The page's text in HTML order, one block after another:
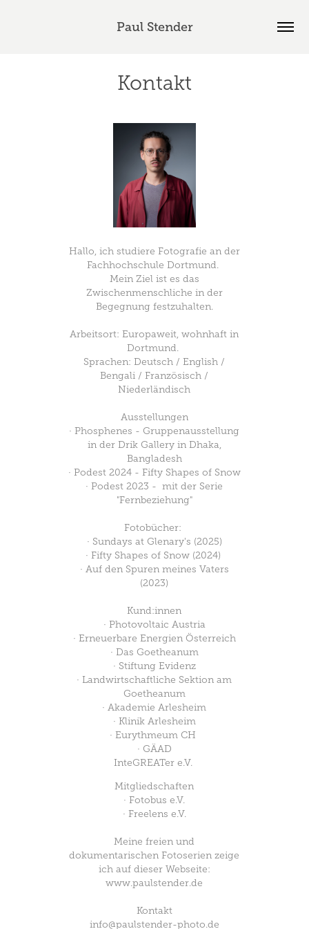
Paul Stender
Kontakt
Hallo, ich studiere Fotografie an der
Fachhochschule Dortmund.
Mein Ziel ist es das
Zwischenmenschliche in der
Begegnung festzuhalten.
Arbeitsort: Europaweit, wohnhaft in
Dortmund.
Sprachen: Deutsch / English /
Bengali / Französisch /
Niederländisch
Ausstellungen
· Phosphenes - Gruppenausstellung
in der Drik Gallery in Dhaka,
Bangladesh
· Podest 2024 - Fifty Shapes of Snow
· Podest 2023 - mit der Serie
"Fernbeziehung"
Fotobücher:
· Sundays at Glenary's (2025)
· Fifty Shapes of Snow (2024)
· Auf den Spuren meines Vaters
(2023)
Kund:innen
· Photovoltaic Austria
· Erneuerbare Energien Österreich
· Das Goetheanum
· Stiftung Evidenz
· Landwirtschaftliche Sektion am
Goetheanum
· Akademie Arlesheim
· Klinik Arlesheim
· Eurythmeum CH
· GÄAD
InteGREATer e.V.
Mitgliedschaften
· Fotobus e.V.
· Freelens e.V.
Meine freien und
dokumentarischen Fotoserien zeige
ich auf dieser Webseite:
www.paulstender.de
Kontakt
info@paulstender-photo.de